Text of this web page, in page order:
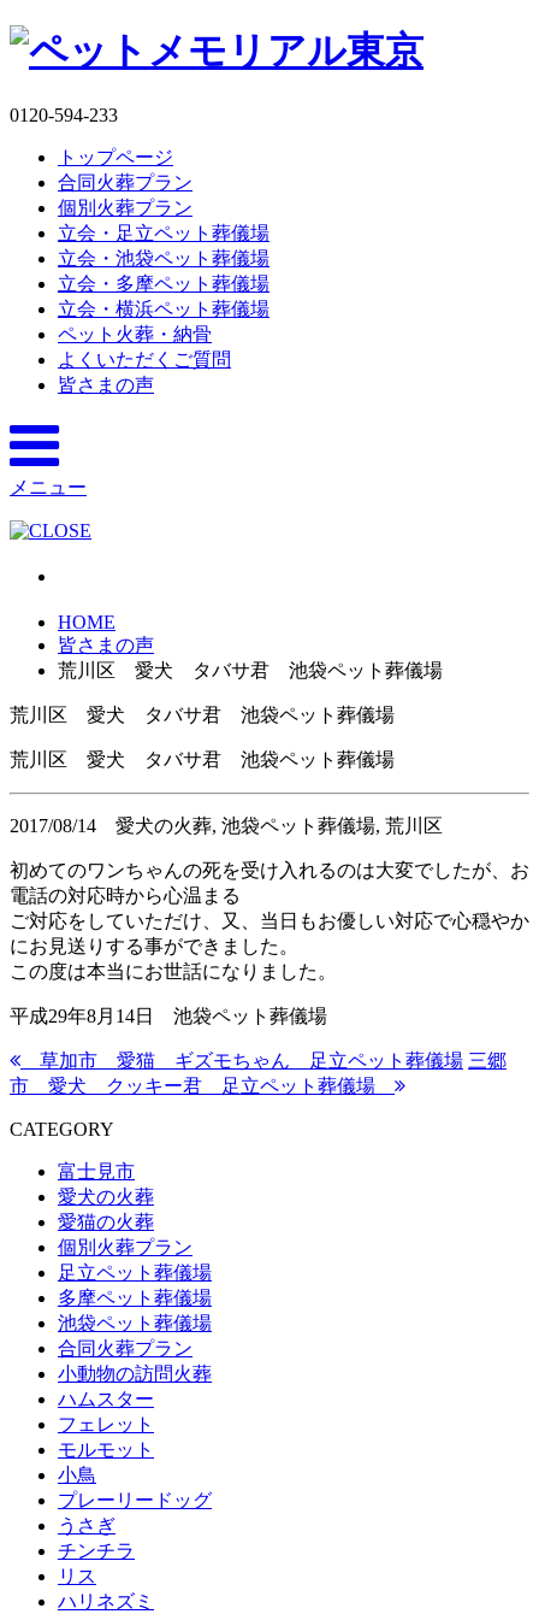
0120-594-233
トップページ
合同火葬プラン
個別火葬プラン
立会・足立ペット葬儀場
立会・池袋ペット葬儀場
立会・多摩ペット葬儀場
立会・横浜ペット葬儀場
ペット火葬・納骨
よくいただくご質問
皆さまの声
メニュー
HOME
皆さまの声
荒川区 愛犬 タバサ君 池袋ペット葬儀場
荒川区 愛犬 タバサ君 池袋ペット葬儀場
荒川区 愛犬 タバサ君 池袋ペット葬儀場
2017/08/14 愛犬の火葬, 池袋ペット葬儀場, 荒川区
初めてのワンちゃんの死を受け入れるのは大変でしたが、お
電話の対応時から心温まる
ご対応をしていただけ、又、当日もお優しい対応で心穏やか
にお見送りする事ができました。
この度は本当にお世話になりました。
平成29年8月14日 池袋ペット葬儀場
草加市 愛猫 ギズモちゃん 足立ペット葬儀場 三郷
市 愛犬 クッキー君 足立ペット葬儀場
CATEGORY
富士見市
愛犬の火葬
愛猫の火葬
個別火葬プラン
足立ペット葬儀場
多摩ペット葬儀場
池袋ペット葬儀場
合同火葬プラン
小動物の訪問火葬
ハムスター
フェレット
モルモット
小鳥
プレーリードッグ
うさぎ
チンチラ
リス
ハリネズミ